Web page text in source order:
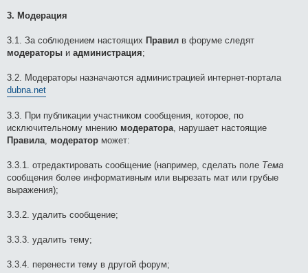
3. Модерация
3.1. За соблюдением настоящих Правил в форуме следят
модераторы и администрация;
3.2. Модераторы назначаются администрацией интернет-портала
dubna.net
3.3. При публикации участником сообщения, которое, по
исключительному мнению модератора , нарушает настоящие
Правила модератор может:
3.3.1. отредактировать сообщение (например, cделать поле Тема
сообщения более информативным или вырезать мат или грубые
выражения);
3.3.2. удалить сообщение;
3.3.3. удалить тему;
3.3.4. перенести тему в другой форум;